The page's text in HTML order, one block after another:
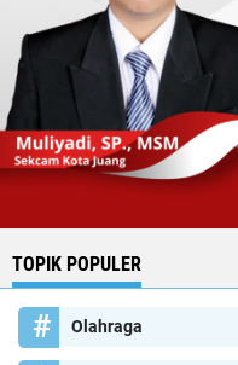
TOPIK POPULER
Olahraga